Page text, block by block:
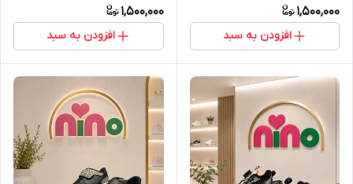
1,500,000
افزودن به سبد
1,500,000
افزودن به سبد